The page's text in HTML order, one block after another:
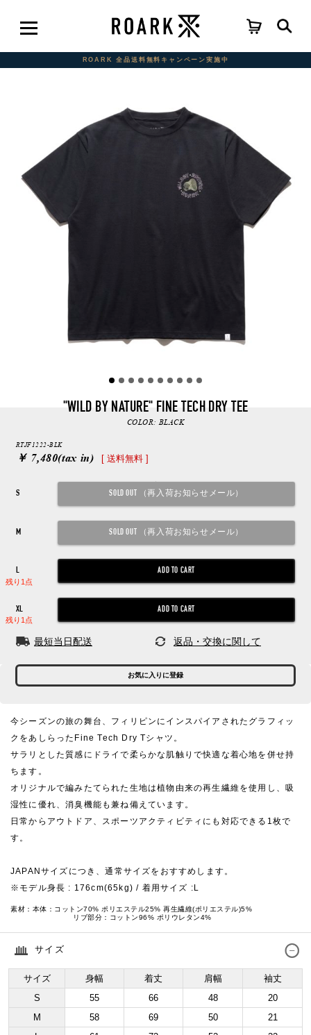
ROARK 全品送料無料キャンペーン実施中
"WILD BY NATURE" FINE TECH DRY TEE
COLOR:BLACK
RTJF1222-BLK
￥ 7,480(tax in) [ 送料無料 ]
S
M
L
残り1点
XL
残り1点
最短当日配送 返品・交換に関して
お気に入りに登録
今シーズンの旅の舞台、フィリピンにインスパイアされたグラフィッ
クをあしらったFine Tech Dry Tシャツ。
サラリとした質感にドライで柔らかな肌触りで快適な着心地を併せ持
ちます。
オリジナルで編みたてられた生地は植物由来の再生繊維を使用し、吸
湿性に優れ、消臭機能も兼ね備えています。
日常からアウトドア、スポーツアクティビティにも対応できる1枚で
す。
JAPANサイズにつき、通常サイズをおすすめします。
※モデル身長 : 176cm(65kg) / 着用サイズ :L
素材：本体：コットン70% ポリエステル25% 再生繊維(ポリエステル)5%
リブ部分：コットン96% ポリウレタン4%
サイズ
サイズ 身幅 着丈 肩幅
袖丈
S
55 66 48
20
M
58 69 50
21